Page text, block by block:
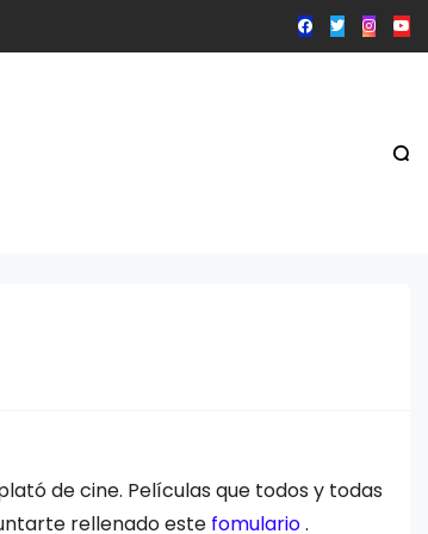
de cine. Películas que todos y todas
rellenado este fomulario.